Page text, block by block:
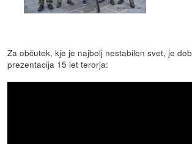
Za občutek, kje je najbolj nestabilen svet, je
prezentacija 15 let terorja: